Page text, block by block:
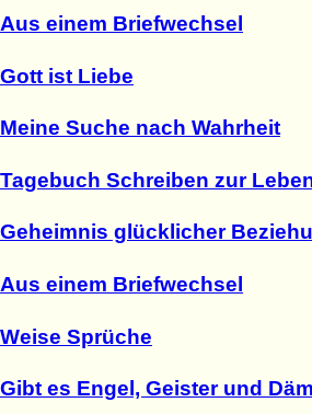
Aus einem Briefwechsel
Gott ist Liebe
Meine Suche nach Wahrheit
Tagebuch Schreiben zur
Geheimnis glücklicher
Aus einem Briefwechsel
Weise Sprüche
Gibt es Engel, Geister und